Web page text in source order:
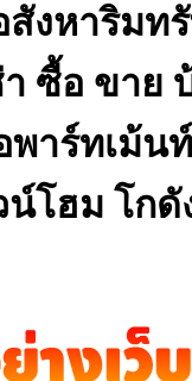
งหาริมท
า ซื้อ ขาย
าร์ทเม้น
น์โฮม โกดั